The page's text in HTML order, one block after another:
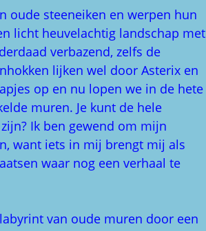
oude steeneiken en werpen hun
licht heuvelachtig landschap met
verbazend, zelfs de
lijken wel door Asterix en
op en nu lopen we in de hete
muren. Je kunt de hele
Ik ben gewend om mijn
want iets in mij brengt mij als
waar nog een verhaal te
van oude muren door een